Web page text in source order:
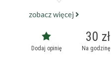
zobacz więcej
Dodaj opinię
30 zł
Na godzinę